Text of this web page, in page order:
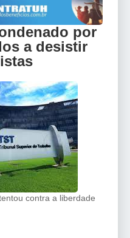
por
a desistir
contra a liberdade